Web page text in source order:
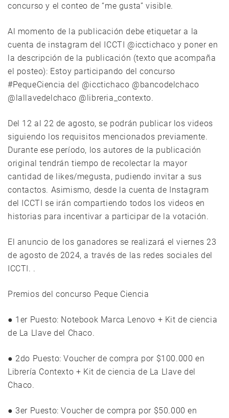
concurso y el conteo de “me gusta” visible.
Al momento de la publicación debe etiquetar a la
cuenta de instagram del ICCTI @icctichaco y poner en
la descripción de la publicación (texto que acompaña
el posteo): Estoy participando del concurso
#PequeCiencia del @icctichaco @bancodelchaco
@lallavedelchaco @libreria_contexto.
Del 12 al 22 de agosto, se podrán publicar los videos
siguiendo los requisitos mencionados previamente.
Durante ese período, los autores de la publicación
original tendrán tiempo de recolectar la mayor
cantidad de likes/megusta, pudiendo invitar a sus
contactos. Asimismo, desde la cuenta de Instagram
del ICCTI se irán compartiendo todos los videos en
historias para incentivar a participar de la votación.
El anuncio de los ganadores se realizará el viernes 23
de agosto de 2024, a través de las redes sociales del
ICCTI. .
Premios del concurso Peque Ciencia
● 1er Puesto: Notebook Marca Lenovo + Kit de ciencia
de La Llave del Chaco.
● 2do Puesto: Voucher de compra por $100.000 en
Librería Contexto + Kit de ciencia de La Llave del
Chaco.
● 3er Puesto: Voucher de compra por $50.000 en